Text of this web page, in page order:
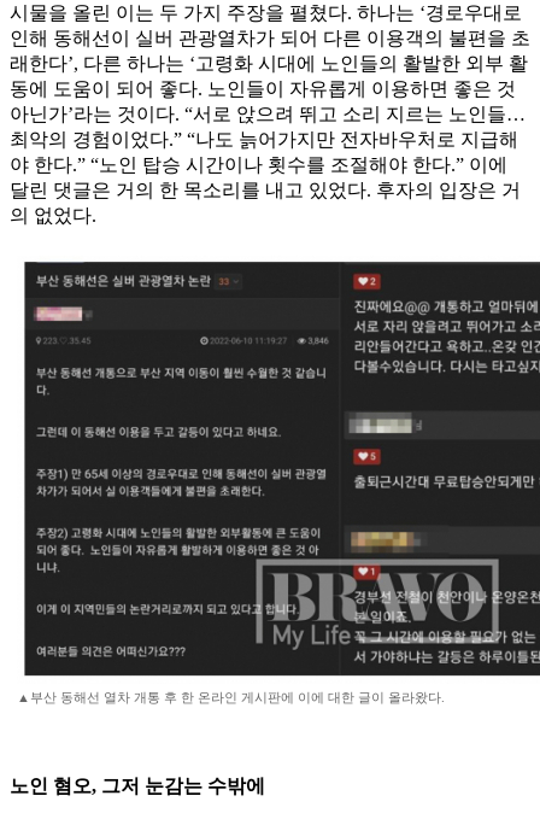
시물을 올린 이는 두 가지 주장을 펼쳤다. 하나는 ‘경로우대로
인해 동해선이 실버 관광열차가 되어 다른 이용객의 불편을 초
래한다’, 다른 하나는 ‘고령화 시대에 노인들의 활발한 외부 활
동에 도움이 되어 좋다. 노인들이 자유롭게 이용하면 좋은 것
아닌가’라는 것이다. “서로 앉으려 뛰고 소리 지르는 노인들…
최악의 경험이었다.” “나도 늙어가지만 전자바우처로 지급해
야 한다.” “노인 탑승 시간이나 횟수를 조절해야 한다.” 이에
달린 댓글은 거의 한 목소리를 내고 있었다. 후자의 입장은 거
의 없었다.
▲부산 동해선 열차 개통 후 한 온라인 게시판에 이에 대한 글이 올라왔다.
노인 혐오, 그저 눈감는 수밖에